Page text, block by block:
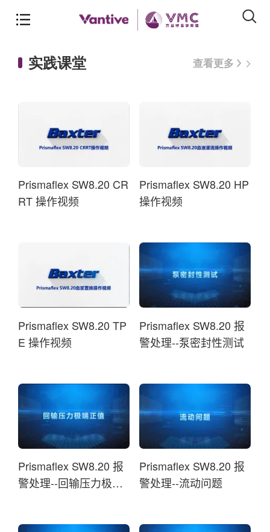
实践课堂 查看更多
Prismaflex SW8.20 CR
RT 操作视频
Prismaflex SW8.20 HP
操作视频
Prismaflex SW8.20 TP
E 操作视频
Prismaflex SW8.20 报
警处理--泵密封性测试
Prismaflex SW8.20 报
警处理--回输压力极端
Prismaflex SW8.20 报
警处理--流动问题